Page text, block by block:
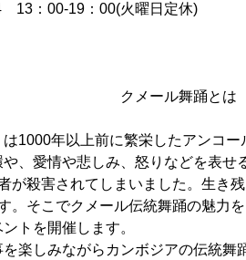
13：00-19：00(火曜日定休)
クメール舞踊とは
1000年以上前に繁栄したアンコ
、愛情や悲しみ、怒りなどを表
が殺害されてしまいました。生き
。そこでクメール伝統舞踊の魅力
トを開催します。
楽しみながらカンボジアの伝統舞